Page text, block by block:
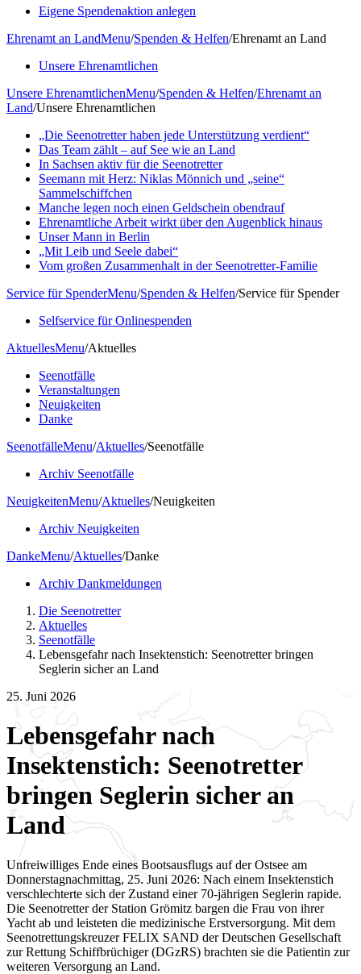
Eigene Spendenaktion anlegen
Ehrenamt an LandMenu/Spenden & Helfen/Ehrenamt an Land
Unsere Ehrenamtlichen
Unsere EhrenamtlichenMenu/Spenden & Helfen/Ehrenamt an
Land/Unsere Ehrenamtlichen
„Die Seenotretter haben jede Unterstützung verdient“
Das Team zählt – auf See wie an Land
In Sachsen aktiv für die Seenotretter
Seemann mit Herz: Niklas Mönnich und „seine“
Sammelschiffchen
Manche legen noch einen Geldschein obendrauf
Ehrenamtliche Arbeit wirkt über den Augenblick hinaus
Unser Mann in Berlin
„Mit Leib und Seele dabei“
Vom großen Zusammenhalt in der Seenotretter-Familie
Service für SpenderMenu/Spenden & Helfen/Service für Spender
Selfservice für Onlinespenden
AktuellesMenu/Aktuelles
Seenotfälle
Veranstaltungen
Neuigkeiten
Danke
SeenotfälleMenu/Aktuelles/Seenotfälle
Archiv Seenotfälle
NeuigkeitenMenu/Aktuelles/Neuigkeiten
Archiv Neuigkeiten
DankeMenu/Aktuelles/Danke
Archiv Dankmeldungen
Die Seenotretter
Aktuelles
Seenotfälle
Lebensgefahr nach Insektenstich: Seenotretter bringen
Seglerin sicher an Land
25. Juni 2026
Lebensgefahr nach
Insektenstich: Seenotretter
bringen Seglerin sicher an
Land
Unfreiwilliges Ende eines Bootsausflugs auf der Ostsee am
Donnerstagnachmittag, 25. Juni 2026: Nach einem Insektenstich
verschlechterte sich der Zustand einer 70-jährigen Seglerin rapide.
Die Seenotretter der Station Grömitz bargen die Frau von ihrer
Yacht ab und leisteten die medizinische Erstversorgung. Mit dem
Seenotrettungskreuzer FELIX SAND der Deutschen Gesellschaft
zur Rettung Schiffbrüchiger (DGzRS) brachten sie die Patientin zur
weiteren Versorgung an Land.